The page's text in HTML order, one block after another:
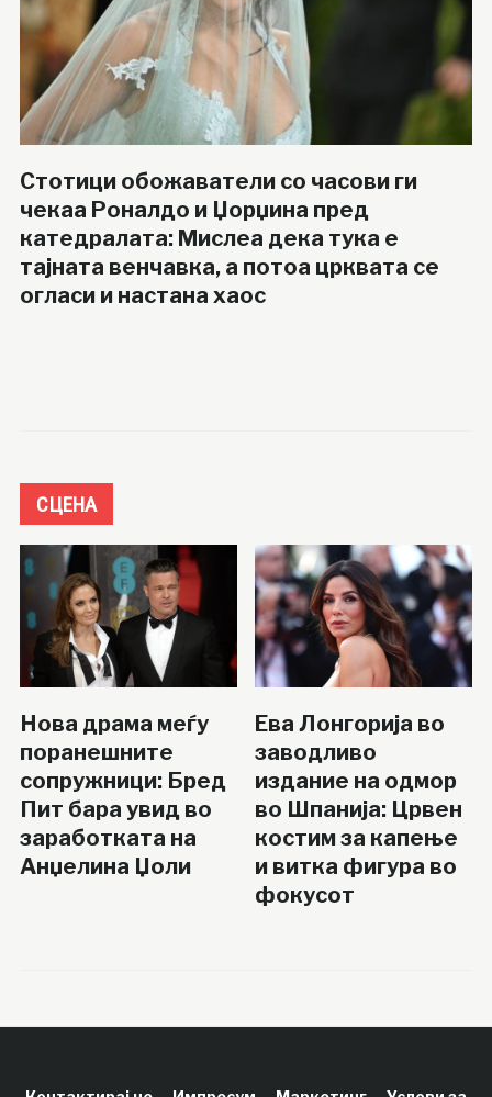
Стотици обожаватели со часови ги
чекаа Роналдо и Џорџина пред
катедралата: Мислеа дека тука е
тајната венчавка, а потоа црквата се
огласи и настана хаос
СЦЕНА
Нова драма меѓу
поранешните
сопружници: Бред
Пит бара увид во
заработката на
Анџелина Џоли
Ева Лонгорија во
заводливо
издание на одмор
во Шпанија: Црвен
костим за капење
и витка фигура во
фокусот